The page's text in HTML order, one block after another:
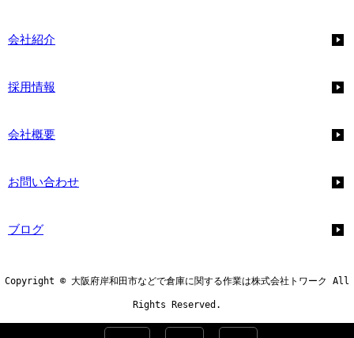
会社紹介
採用情報
会社概要
お問い合わせ
ブログ
Copyright © 大阪府岸和田市などで倉庫に関する作業は株式会社トワーク All
Rights Reserved.